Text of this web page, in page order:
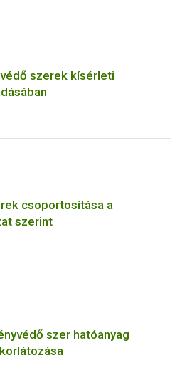
szerek kísérleti
csoportosítása a
szerint
szer hatóanyag